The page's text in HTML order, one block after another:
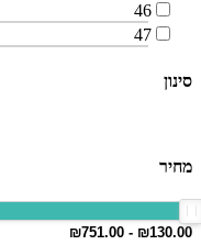
46
47
סינון
מחיר